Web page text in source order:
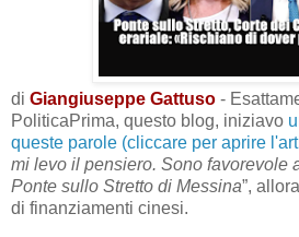
di Giangiuseppe Gattuso -
PoliticaPrima, questo blog, iniziavo
queste parole (cliccare per aprire
mi levo il pensiero. Sono favorevole
Ponte sullo Stretto di Messina”,
di finanziamenti cinesi.